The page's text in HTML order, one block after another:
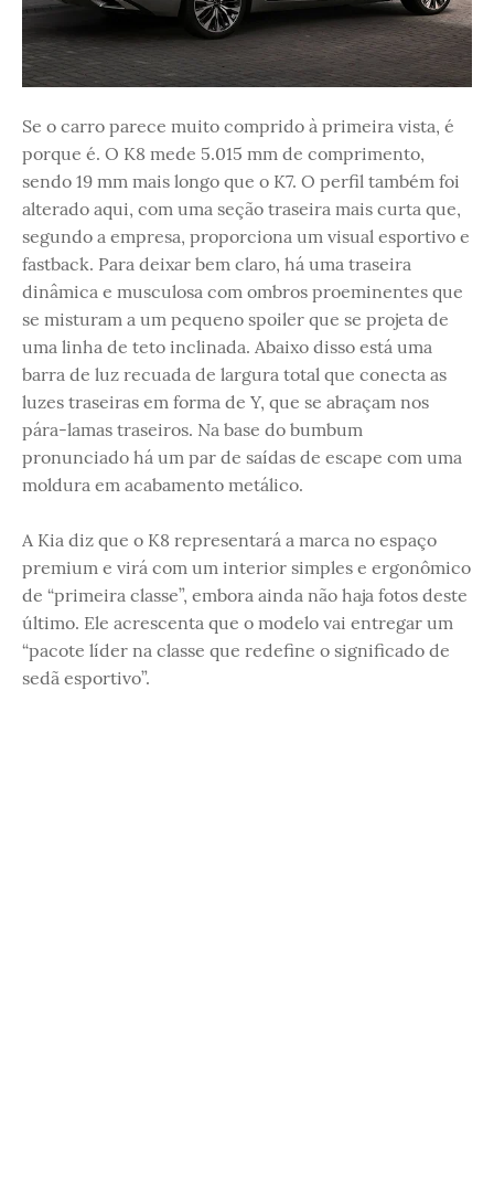
Se o carro parece muito comprido à primeira vista, é
porque é. O K8 mede 5.015 mm de comprimento,
sendo 19 mm mais longo que o K7. O perfil também foi
alterado aqui, com uma seção traseira mais curta que,
segundo a empresa, proporciona um visual esportivo e
fastback. Para deixar bem claro, há uma traseira
dinâmica e musculosa com ombros proeminentes que
se misturam a um pequeno spoiler que se projeta de
uma linha de teto inclinada. Abaixo disso está uma
barra de luz recuada de largura total que conecta as
luzes traseiras em forma de Y, que se abraçam nos
pára-lamas traseiros. Na base do bumbum
pronunciado há um par de saídas de escape com uma
moldura em acabamento metálico.
A Kia diz que o K8 representará a marca no espaço
premium e virá com um interior simples e ergonômico
de “primeira classe”, embora ainda não haja fotos deste
último. Ele acrescenta que o modelo vai entregar um
“pacote líder na classe que redefine o significado de
sedã esportivo”.